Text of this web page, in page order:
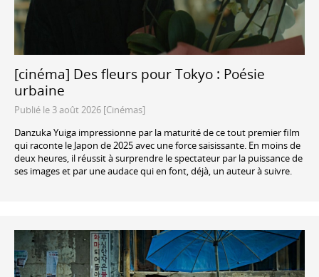
[cinéma] Des fleurs pour Tokyo : Poésie
urbaine
Publié le 3 août 2026 [Cinémas]
Danzuka Yuiga impressionne par la maturité de ce tout premier film
qui raconte le Japon de 2025 avec une force saisissante. En moins de
deux heures, il réussit à surprendre le spectateur par la puissance de
ses images et par une audace qui en font, déjà, un auteur à suivre.